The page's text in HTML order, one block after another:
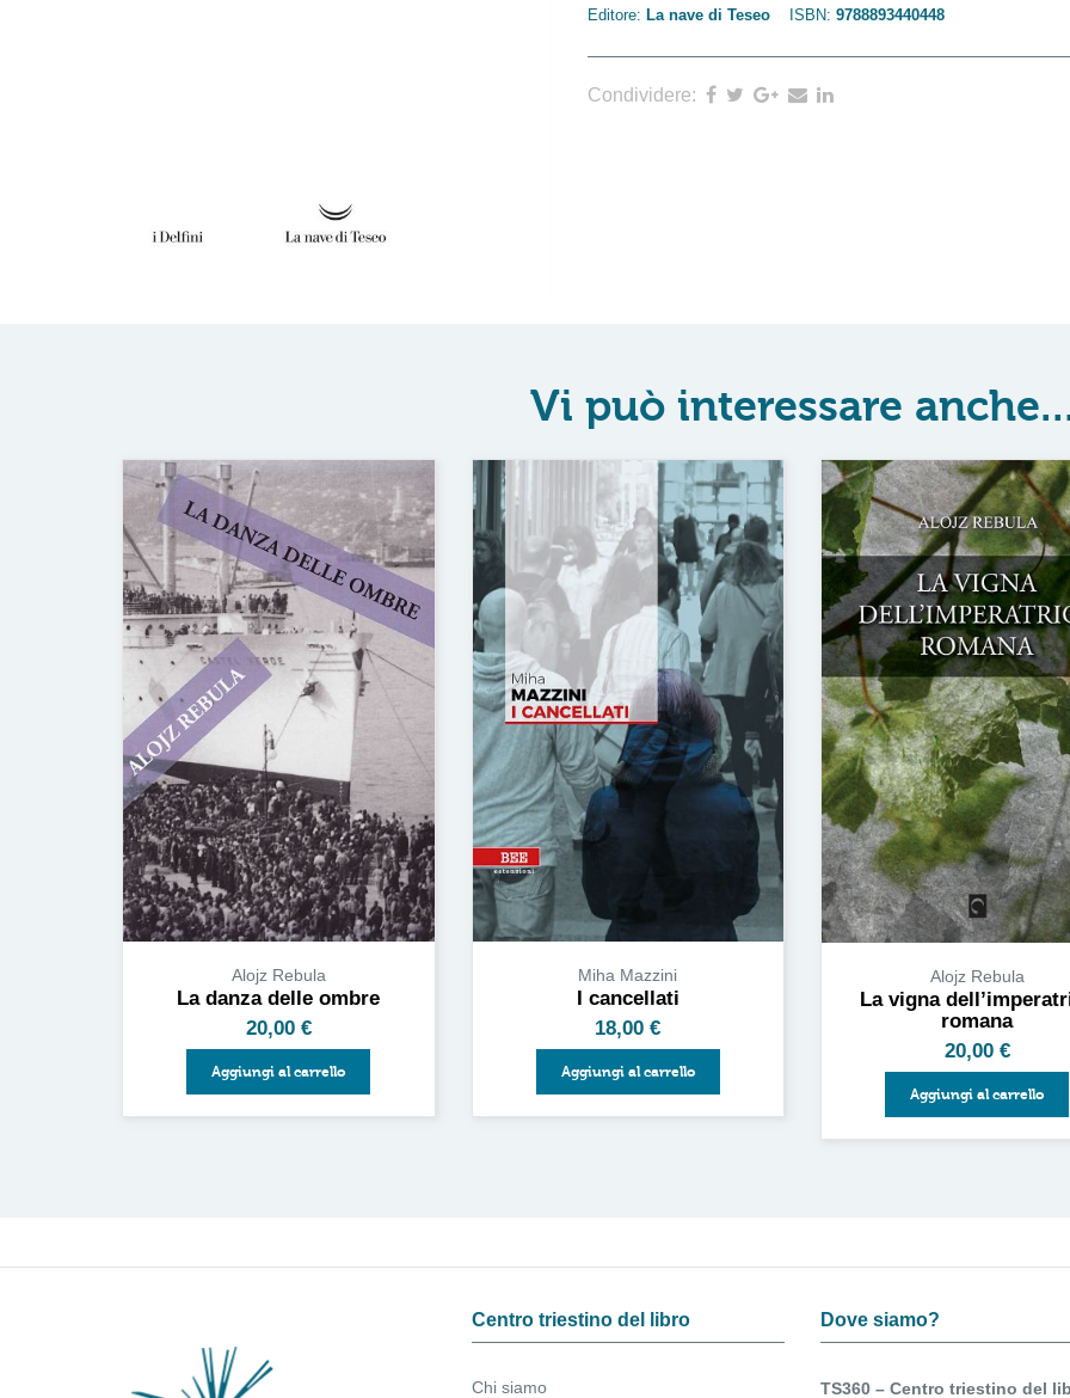
Editore: La nave di Teseo ISBN: 9788893440448
Condividere:
Vi può interessare
Alojz Rebula
La danza delle ombre
20,00 €
Aggiungi al carrello
Miha Mazzini
I cancellati
18,00€
Aggiungi al carrello
Alojz Rebula
La vigna
romana
20,00 €
Aggiungi al carrello
Centro triestino del libro
Chi siamo
Dove siamo?
TS360 – Centro triestino del